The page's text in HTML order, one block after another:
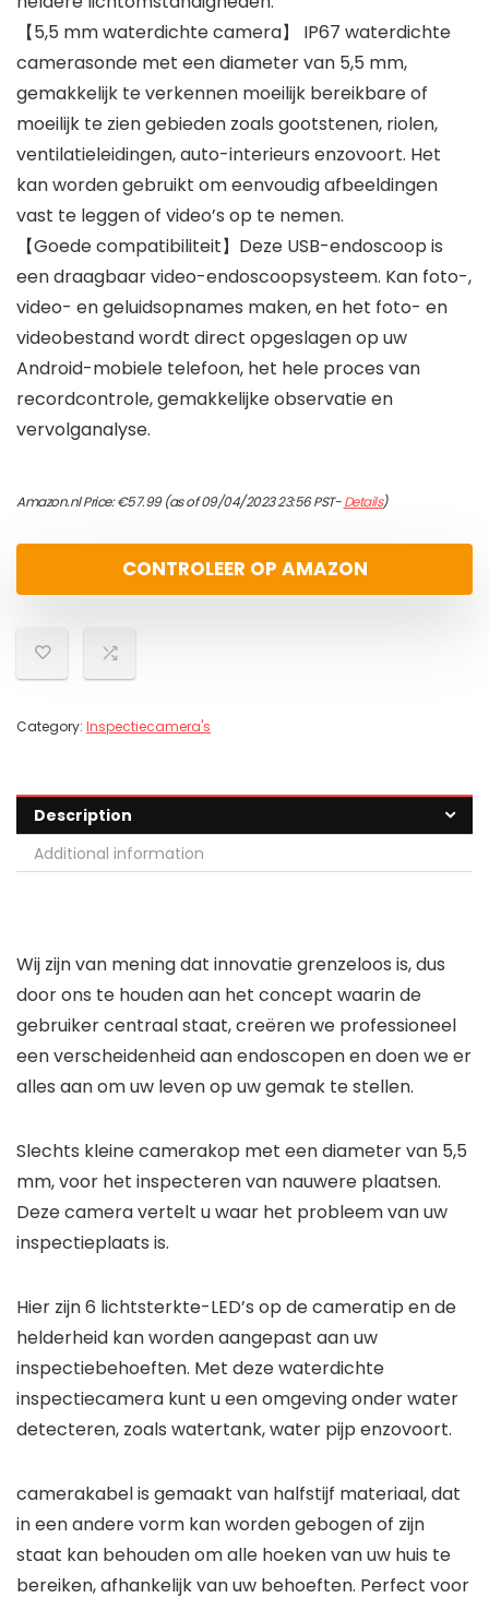
【5,5 mm waterdichte camera】 IP67 waterdichte
camerasonde met een diameter van 5,5 mm,
gemakkelijk te verkennen moeilijk bereikbare of
moeilijk te zien gebieden zoals gootstenen, riolen,
ventilatieleidingen, auto-interieurs enzovoort. Het
kan worden gebruikt om eenvoudig afbeeldingen
vast te leggen of video’s op te nemen.
【Goede compatibiliteit】Deze USB-endoscoop is
een draagbaar video-endoscoopsysteem. Kan foto-,
video- en geluidsopnames maken, en het foto- en
videobestand wordt direct opgeslagen op uw
Android-mobiele telefoon, het hele proces van
recordcontrole, gemakkelijke observatie en
vervolganalyse.
Amazon.nl Price:€57.99(as of 09/04/2023 23:56 PST-Details)
CONTROLEER OP AMAZON
Category: Inspectiecamera's
Description
Additional information
Wij zijn van mening dat innovatie grenzeloos is, dus
door ons te houden aan het concept waarin de
gebruiker centraal staat, creëren we professioneel
een verscheidenheid aan endoscopen en doen we er
alles aan om uw leven op uw gemak te stellen.
Slechts kleine camerakop met een diameter van 5,5
mm, voor het inspecteren van nauwere plaatsen.
Deze camera vertelt u waar het probleem van uw
inspectieplaats is.
Hier zijn 6 lichtsterkte-LED’s op de cameratip en de
helderheid kan worden aangepast aan uw
inspectiebehoeften. Met deze waterdichte
inspectiecamera kunt u een omgeving onder water
detecteren, zoals watertank, water pijp enzovoort.
camerakabel is gemaakt van halfstijf materiaal, dat
in een andere vorm kan worden gebogen of zijn
staat kan behouden om alle hoeken van uw huis te
bereiken, afhankelijk van uw behoeften. Perfect voor